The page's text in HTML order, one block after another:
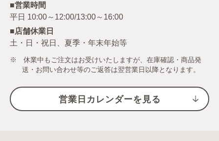
■営業時間
■店舗休業日
土・日・祝日、夏季・年末年始等
※ 休業中もご注文はお受けいたしますが、在庫確認・商品発
送・お問い合わせ等のご返答は翌営業日以降となります。
営業日カレンダーを見る